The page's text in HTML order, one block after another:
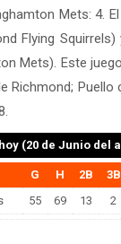
Mets: 4.
Flying
Mets). Este
Richmond;
(20 de Junio del
G H 2B 3B
55 69 13 2